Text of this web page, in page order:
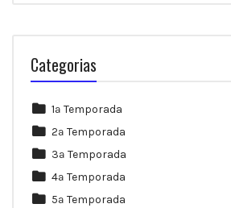
Categorias
1ª Temporada
2ª Temporada
3ª Temporada
4ª Temporada
5ª Temporada